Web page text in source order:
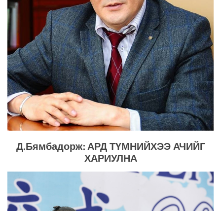
Д.Бямбадорж: АРД ТҮМНИЙХЭЭ АЧИЙГ
ХАРИУЛНА